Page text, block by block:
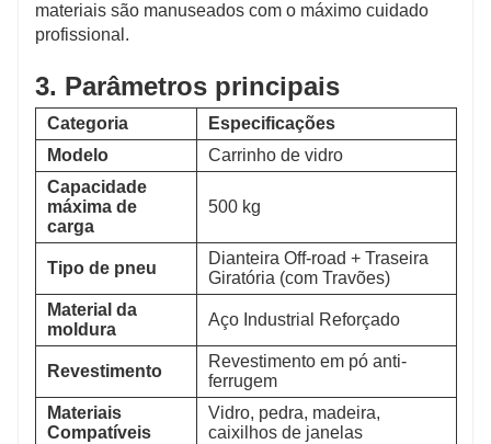
materiais são manuseados com o máximo cuidado
profissional.
3. Parâmetros principais
Categoria
Especificações
Modelo
Carrinho de vidro
Capacidade
máxima de
carga
500 kg
Tipo de pneu
Dianteira Off-road + Traseira
Giratória (com Travões)
Material da
moldura
Aço Industrial Reforçado
Revestimento
Revestimento em pó anti-
ferrugem
Materiais
Compatíveis
Vidro, pedra, madeira,
caixilhos de janelas